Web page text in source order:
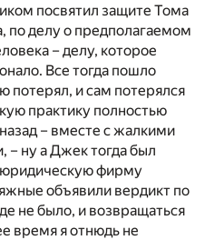
посвятил защите Тома
по делу о предполагаемом
– делу, которое
Все тогда пошло
потерял, и сам потерялся
практику полностью
– вместе с жалкими
– ну а Джек тогда был
юридическую фирму
объявили вердикт по
не было, и возвращаться
время я отнюдь не